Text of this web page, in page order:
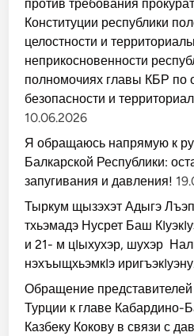
против требования
Конституции республики
целостности и
неприкосновенности
полномочиях главы КБР по
безопасности и
10.06.2026
Я обращаюсь напрямую к
Балкарской Республики:
запугивания и давления!
Тыркум щызэхэт Адыгэ
тхьэмадэ Нусрет Баш
и 21- м цIыхухэр, шухэр
нэхъыщхьэмкIэ
Обращение представителей
Турции к главе Кабардино-
Казбеку Кокову в связи с